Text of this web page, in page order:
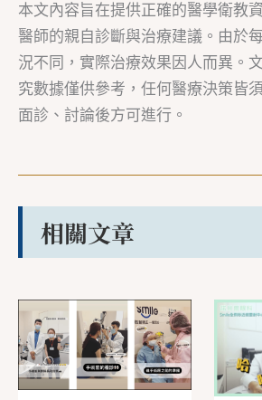
本文內容旨在提供正確的醫學衛教
醫師的親自診斷與治療建議。由於
況不同，實際治療效果因人而異。
究數據僅供參考，任何醫療決策皆
面診、討論後方可進行。
相關文章